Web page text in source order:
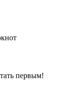
первым!